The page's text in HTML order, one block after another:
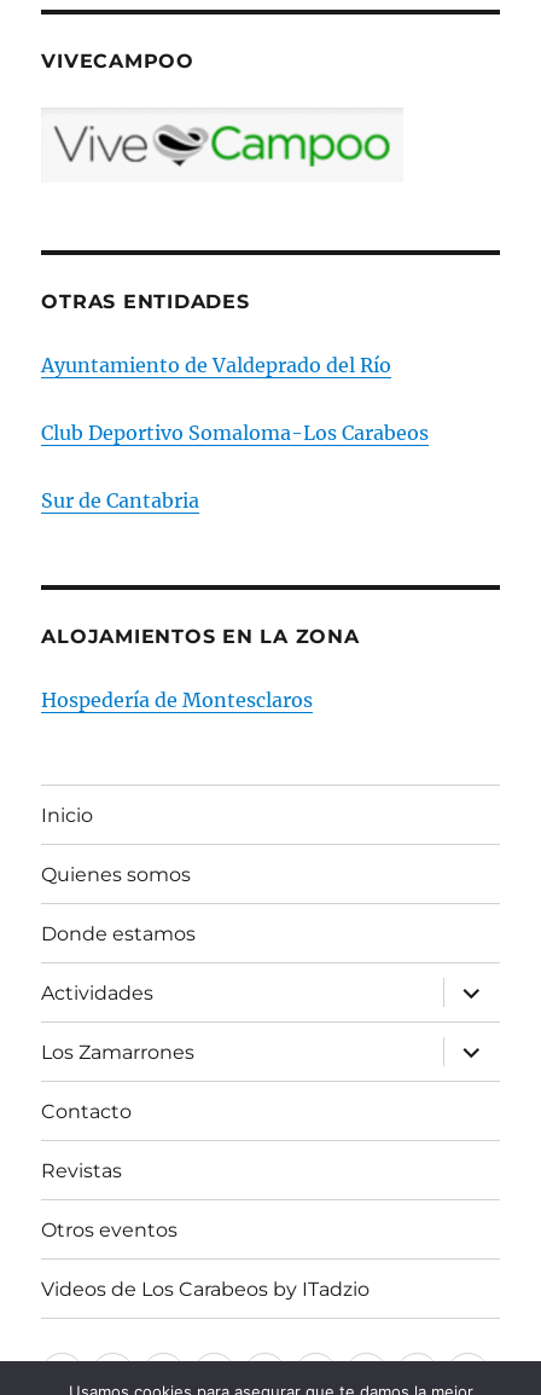
VIVECAMPOO
OTRAS ENTIDADES
Ayuntamiento de Valdeprado del Río
Club Deportivo Somaloma-Los Carabeos
Sur de Cantabria
ALOJAMIENTOS EN LA ZONA
Hospedería de Montesclaros
Inicio
Quienes somos
Donde estamos
Actividades
expande
el
menú
inferior
Los Zamarrones
expande
el
menú
Contacto
Revistas
Otros eventos
Videos de Los Carabeos by ITadzio